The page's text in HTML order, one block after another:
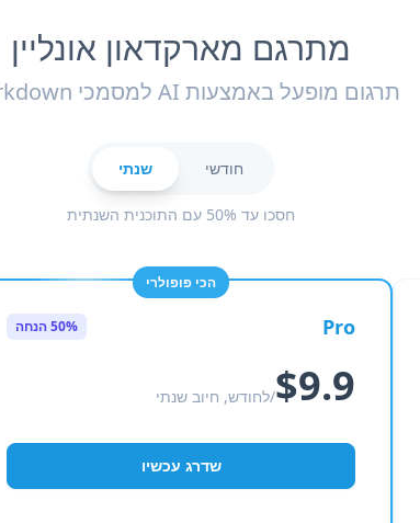
מתרגם מארקדאון אונליין
תרגום מופעל באמצעות AI למסמכי Markdown
חודשי שנתי
חסכו עד 50% עם התוכנית השנתית
הכי פופולרי
Pro 50% הנחה
$9.9/לחודש, חיוב שנתי
שדרג עכשיו